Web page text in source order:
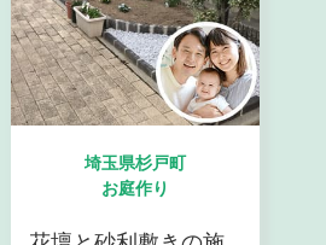
埼玉県杉戸町
お庭作り